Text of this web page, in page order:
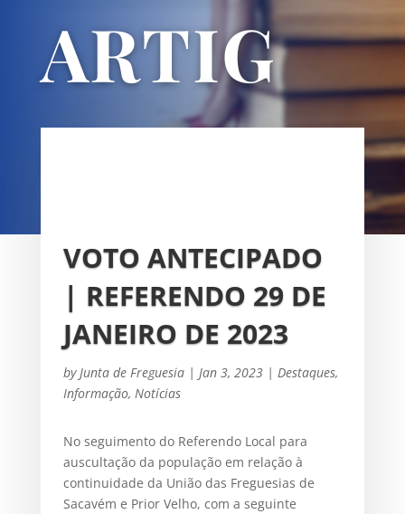
ARTIG
OS
VOTO ANTECIPADO
| REFERENDO 29 DE
JANEIRO DE 2023
by Junta de Freguesia| Jan 3, 2023| Destaques,
Informação, Notícias
No seguimento do Referendo Local para
auscultação da população em relação à
continuidade da União das Freguesias de
Sacavém e Prior Velho, com a seguinte